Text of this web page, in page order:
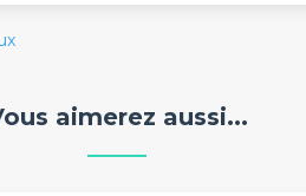
aimerez aussi...